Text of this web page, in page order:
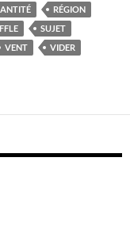
RÉGION
SUJET
VENT
VIDER